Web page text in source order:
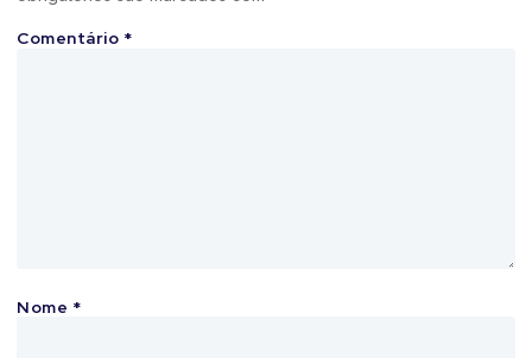
Comentário *
Nome *